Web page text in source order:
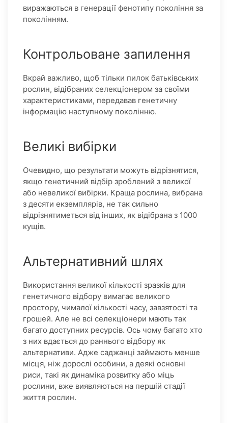
виражаються в генерації фенотипу покоління за
поколінням.
Контрольоване запилення
Вкрай важливо, щоб тільки пилок батьківських
рослин, відібраних селекціонером за своїми
характеристиками, передавав генетичну
інформацію наступному поколінню.
Великі вибірки
Очевидно, що результати можуть відрізнятися,
якщо генетичний відбір зроблений з великої
або невеликої вибірки. Краща рослина, вибрана
з десяти екземплярів, не так сильно
відрізнятиметься від інших, як відібрана з 1000
кущів.
Альтернативний шлях
Використання великої кількості зразків для
генетичного відбору вимагає великого
простору, чималої кількості часу, завзятості та
грошей. Але не всі селекціонери мають так
багато доступних ресурсів. Ось чому багато хто
з них вдається до раннього відбору як
альтернативи. Адже саджанці займають менше
місця, ніж дорослі особини, а деякі основні
риси, такі як динаміка розвитку або міць
рослини, вже виявляються на першій стадії
життя рослин.